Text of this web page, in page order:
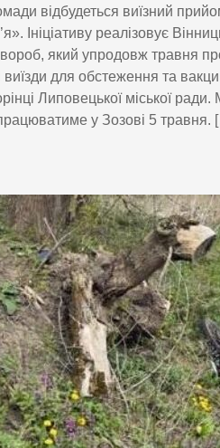
відбудеться виїзний
Ініціативу реалізовує
який упродовж травня
для обстеження та
Липовецької міської
у Зозові 5 травня.